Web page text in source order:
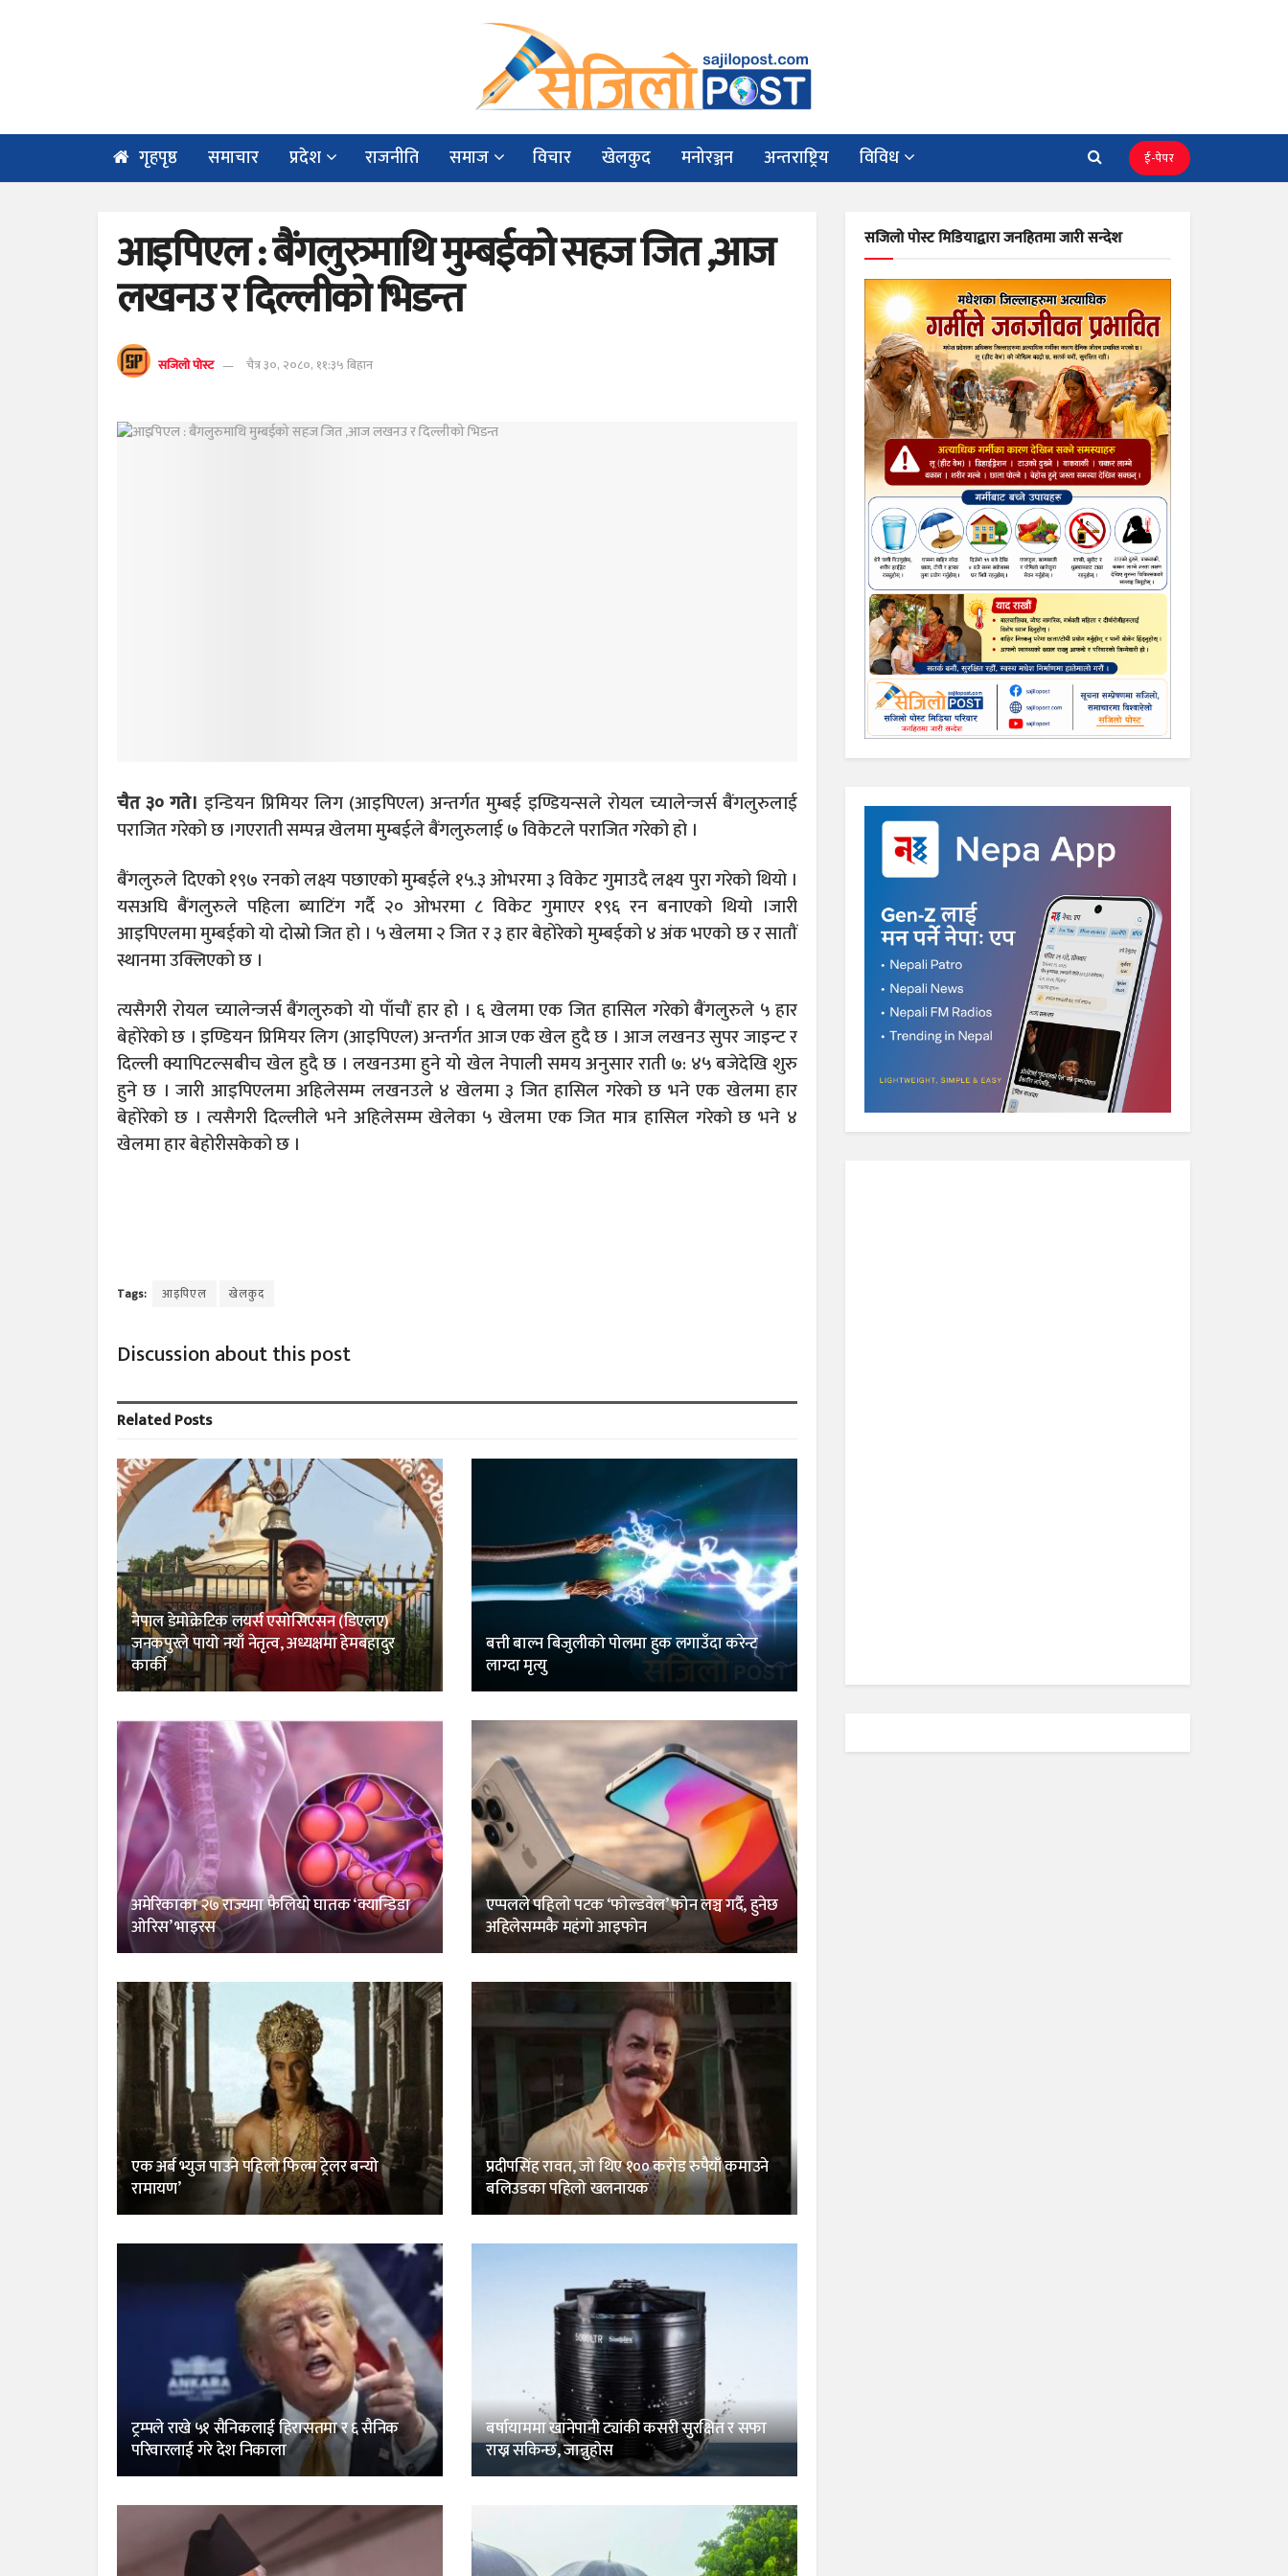
गृहपृष्ठ समाचार प्रदेश राजनीति समाज विचार खेलकुद मनोरञ्जन अन्तराष्ट्रिय विविध ई-पेपर
आइपिएल : बैंगलुरुमाथि मुम्बईको सहज जित ,आज
लखनउ र दिल्लीको भिडन्त
सजिलो पोस्ट चैत्र ३०, २०८०, ११:३५ बिहान
चैत ३० गते। इन्डियन प्रिमियर लिग (आइपिएल) अन्तर्गत मुम्बई इण्डियन्सले रोयल च्यालेन्जर्स बैंगलुरुलाई
पराजित गरेको छ ।गएराती सम्पन्न खेलमा मुम्बईले बैंगलुरुलाई ७ विकेटले पराजित गरेको हो ।
बैंगलुरुले दिएको १९७ रनको लक्ष्य पछाएको मुम्बईले १५.३ ओभरमा ३ विकेट गुमाउदै लक्ष्य पुरा गरेको थियो ।
यसअघि बैंगलुरुले पहिला ब्याटिंग गर्दै २० ओभरमा ८ विकेट गुमाएर १९६ रन बनाएको थियो ।जारी
आइपिएलमा मुम्बईको यो दोस्रो जित हो । ५ खेलमा २ जित र ३ हार बेहोरेको मुम्बईको ४ अंक भएको छ र सातौं
स्थानमा उक्लिएको छ ।
त्यसैगरी रोयल च्यालेन्जर्स बैंगलुरुको यो पाँचौं हार हो । ६ खेलमा एक जित हासिल गरेको बैंगलुरुले ५ हार
बेहोरेको छ । इण्डियन प्रिमियर लिग (आइपिएल) अन्तर्गत आज एक खेल हुदै छ । आज लखनउ सुपर जाइन्ट र
दिल्ली क्यापिटल्सबीच खेल हुदै छ । लखनउमा हुने यो खेल नेपाली समय अनुसार राती ७: ४५ बजेदेखि शुरु
हुने छ । जारी आइपिएलमा अहिलेसम्म लखनउले ४ खेलमा ३ जित हासिल गरेको छ भने एक खेलमा हार
बेहोरेको छ । त्यसैगरी दिल्लीले भने अहिलेसम्म खेलेका ५ खेलमा एक जित मात्र हासिल गरेको छ भने ४
खेलमा हार बेहोरीसकेको छ ।
Tags: आइपिएल खेलकुद
Discussion about this post
RelatedPosts
नेपाल डेमोक्रेटिक लयर्स एसोसिएसन (डिएलए)
जनकपुरले पायो नयाँ नेतृत्व, अध्यक्षमा हेमबहादुर
कार्की
बत्ती बाल्न बिजुलीको पोलमा हुक लगाउँदा करेन्ट
लाग्दा मृत्यु
अमेरिकाका २७ राज्यमा फैलियाे घातक ‘क्यान्डिडा
ओरिस’ भाइरस
एप्पलले पहिलो पटक ‘फोल्डवेल’ फोन लञ्च गर्दै, हुनेछ
अहिलेसम्मकै महंगो आइफोन
एक अर्ब भ्युज पाउने पहिलो फिल्म ट्रेलर बन्यो
रामायण’
प्रदीपसिंह रावत, जो थिए १०० करोड रुपैयाँ कमाउने
बलिउडका पहिलो खलनायक
ट्रम्पले राखे ५१ सैनिकलाई हिरासतमा र ६ सैनिक
परिवारलाई गरे देश निकाला
बर्षायाममा खानेपानी ट्यांकी कसरी सुरक्षित र सफा
राख्न सकिन्छ, जान्नुहोस
सजिलो पोस्ट मिडियाद्वारा जनहितमा जारी सन्देश